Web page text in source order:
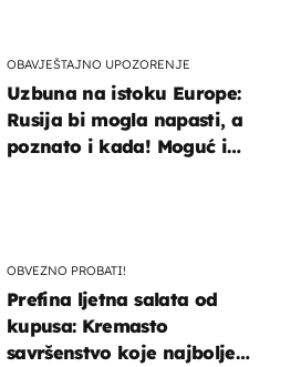
OBAVJEŠTAJNO UPOZORENJE
Uzbuna na istoku Europe:
Rusija bi mogla napasti, a
poznato i kada! Moguć i
OBVEZNO PROBATI!
Prefina ljetna salata od
kupusa: Kremasto
savršenstvo koje najbolje